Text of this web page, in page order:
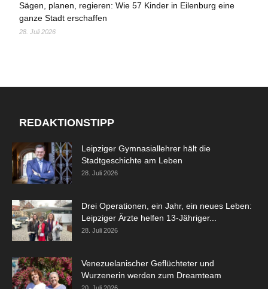
Sägen, planen, regieren: Wie 57 Kinder in Eilenburg eine
ganze Stadt erschaffen
28. Juli 2026
REDAKTIONSTIPP
Leipziger Gymnasiallehrer hält die
Stadtgeschichte am Leben
28. Juli 2026
Drei Operationen, ein Jahr, ein neues Leben:
Leipziger Ärzte helfen 13-Jähriger...
28. Juli 2026
Venezuelanischer Geflüchteter und
Wurzenerin werden zum Dreamteam